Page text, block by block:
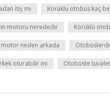
itiş mi Körüklü otobüs kaç
motoru nerededir Körüklü
neden arkada
oturabilir mi Otobüste